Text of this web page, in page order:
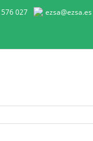
027 ezsa@ezsa.es